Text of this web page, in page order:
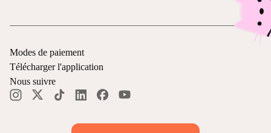
Modes de paiement
Télécharger l'application
Nous suivre